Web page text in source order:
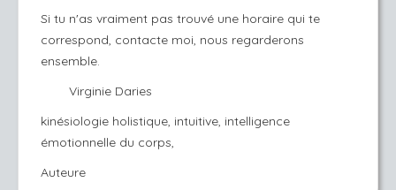
Si tu n'as vraiment pas trouvé une horaire qui te
correspond, contacte moi, nous regarderons
ensemble.
Virginie Daries
kinésiologie holistique, intuitive, intelligence
émotionnelle du corps,
Auteure